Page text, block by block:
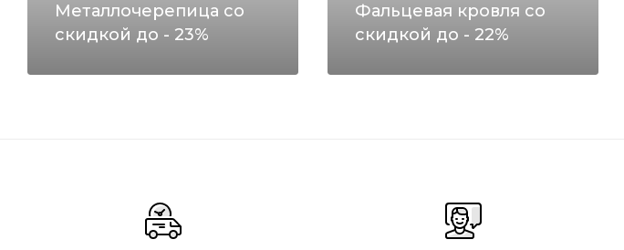
Металлочерепица со
скидкой до - 23%
Фальцевая кровля со
скидкой до - 22%